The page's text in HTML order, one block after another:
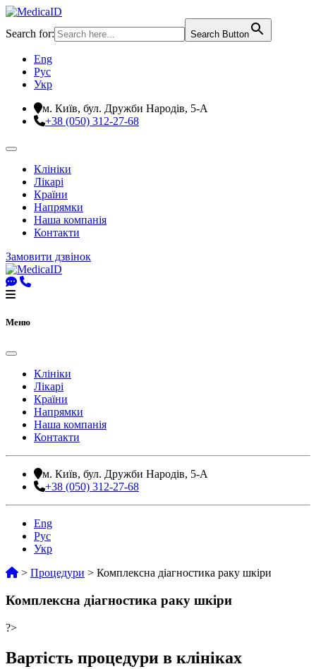
Search for: Search Button
Eng
Рус
Укр
м. Київ, бул. Дружби Народів, 5-А
+38 (050) 312-27-68
Клініки
Лікарі
Країни
Напрямки
Наша компанія
Контакти
Замовити дзвінок
Меню
Клініки
Лікарі
Країни
Напрямки
Наша компанія
Контакти
м. Київ, бул. Дружби Народів, 5-А
+38 (050) 312-27-68
Eng
Рус
Укр
> Процедури > Комплексна діагностика раку шкіри
Комплексна діагностика раку шкіри
?>
Вартість процедури в клініках